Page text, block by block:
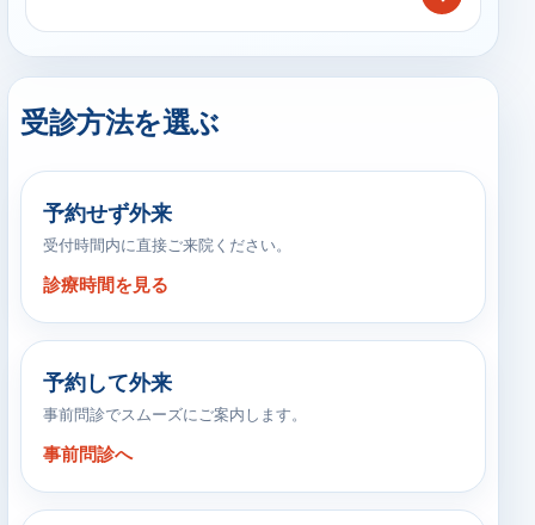
受診方法を選ぶ
予約せず外来
受付時間内に直接ご来院ください。
診療時間を見る
予約して外来
事前問診でスムーズにご案内します。
事前問診へ